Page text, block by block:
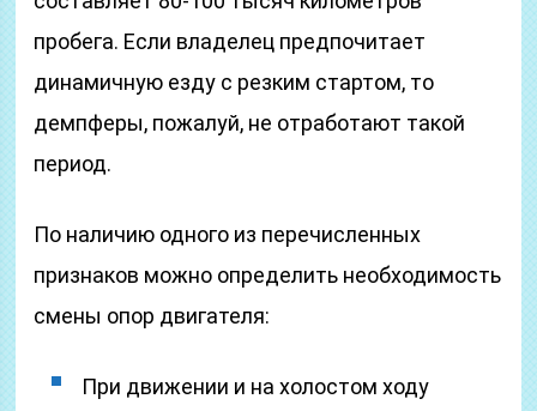
пробега. Если владелец предпочитает
динамичную езду с резким стартом, то
демпферы, пожалуй, не отработают такой
период.
По наличию одного из перечисленных
признаков можно определить необходимость
смены опор двигателя:
При движении и на холостом ходу